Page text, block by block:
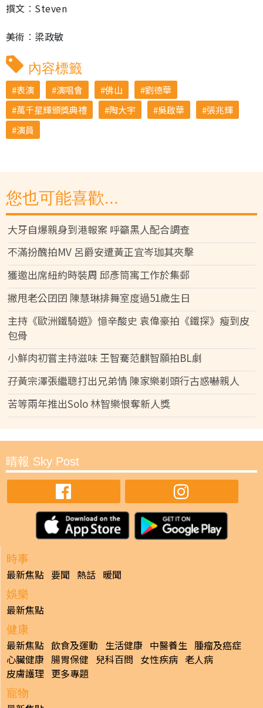
撰文︰Steven
美術︰梁政敏
內容標籤
表演 演唱會 佛山
劉德華
萬千星輝頒獎典禮
陶大宇 吳啟華
張兆輝
演員
您也可能喜歡...
大牙自爆親身到港報案 呼籲黑人配合調查
不滿扮醜拍MV 呂爵安遭黃正宜岑珈其夾擊
獲邀出席紐約時裝周 邱彥筒寓工作於集郵
撇甩老公囝囝 陳慧琳排舞室度過51歲生日
主持《歐洲鐵騎遊》憶辛酸史 袁偉豪拍《鐵探》瘦到皮
包骨
小鮮肉初嘗主持滋味 王智騫范麒智願拍BL劇
孖黃宗澤張繼聰打出兄弟情 陳家樂剃頭行古惑嚇親人
苦等兩年推出Solo 林智樂恨奪新人獎
晴報 Sky Post
時事
最新焦點 要聞 熱話 暖聞
娛樂
最新焦點
健康
最新焦點 飲食及運動 生活健康 中醫養生 腫瘤及癌症
心臟健康 腸胃保健 兒科百問 女性疾病 老人病
皮膚護理 更多專題
寵物